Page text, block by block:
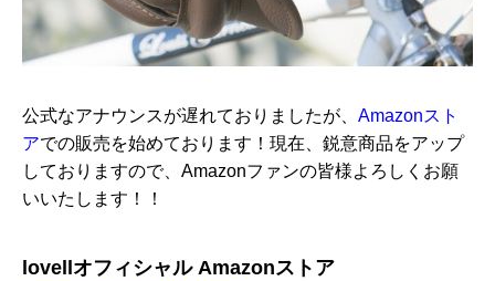
公式なアナウンスが遅れておりましたが、 Amazonスト
アでの販売を始めております！現在、鋭意商品をアップ
しておりますので、Amazonファンの皆様よろしくお願
いいたします！！
lovellオフィシャル Amazonストア